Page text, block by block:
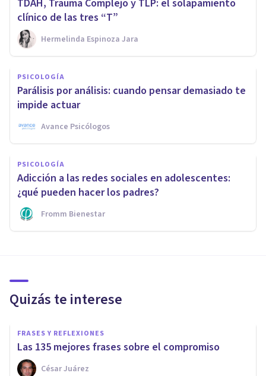
TDAH, Trauma Complejo y TLP: el solapamiento
clínico de las tres “T”
Hermelinda Espinoza Jara
PSICOLOGÍA
Parálisis por análisis: cuando pensar demasiado te
impide actuar
Avance Psicólogos
PSICOLOGÍA
Adicción a las redes sociales en adolescentes:
¿qué pueden hacer los padres?
Fromm Bienestar
Quizás te interese
FRASES Y REFLEXIONES
Las 135 mejores frases sobre el compromiso
César Juárez